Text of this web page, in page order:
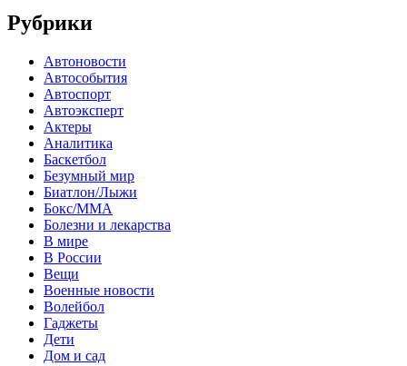
Рубрики
Автоновости
Автособытия
Автоспорт
Автоэксперт
Актеры
Аналитика
Баскетбол
Безумный мир
Биатлон/Лыжи
Бокс/MMA
Болезни и лекарства
В мире
В России
Вещи
Военные новости
Волейбол
Гаджеты
Дети
Дом и сад